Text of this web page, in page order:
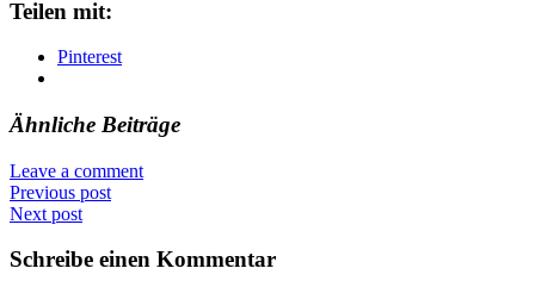
Teilen mit:
Pinterest
Ähnliche Beiträge
Leave a comment
Previous post
Next post
Schreibe einen Kommentar